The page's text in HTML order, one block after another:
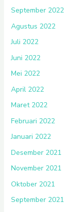
September 2022
Agustus 2022
Juli 2022
Juni 2022
Mei 2022
April 2022
Maret 2022
Februari 2022
Januari 2022
Desember 2021
November 2021
Oktober 2021
September 2021